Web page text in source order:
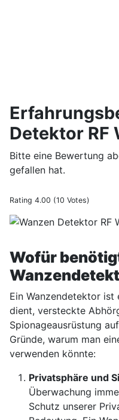
Detektor RF
Bitte eine Bewertung
gefallen hat.
Rating 4.00 (10 Votes)
Erfahrungsbericht
Wofür
Ein Wanzendetektor ist
dient, versteckte
Spionageausrüstung
Gründe, warum man
verwenden könnte:
Privatsphäre und
Überwachung
Schutz unserer